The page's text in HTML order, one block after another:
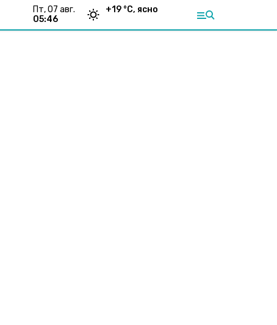
пт, 07 авг.
05:46
+19 °С, ясно